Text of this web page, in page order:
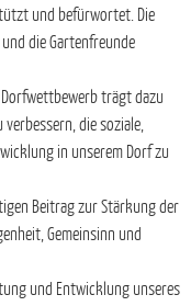
und befürwortet. Die
die Gartenfreunde
trägt dazu
verbessern, die soziale,
in unserem Dorf zu
Beitrag zur Stärkung der
Gemeinsinn und
und Entwicklung unseres